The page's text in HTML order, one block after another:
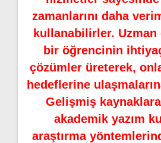
zamanlarını daha
kullanabilirler.
bir öğrencinin
çözümler üreterek,
hedeflerine
Gelişmiş
akademik yazım
araştırma